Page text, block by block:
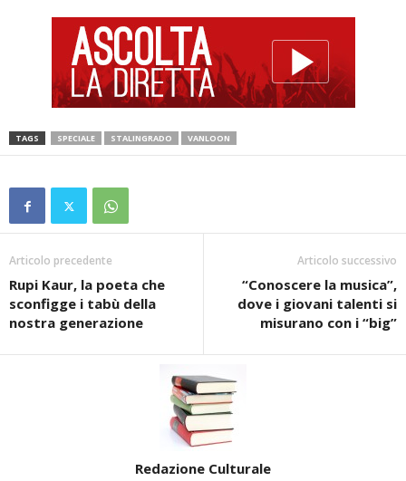
TAGS SPECIALE STALINGRADO VANLOON
Articolo precedente
Rupi Kaur, la poeta che
sconfigge i tabù della
nostra generazione
Articolo successivo
“Conoscere la musica”,
dove i giovani talenti si
misurano con i “big”
Redazione Culturale